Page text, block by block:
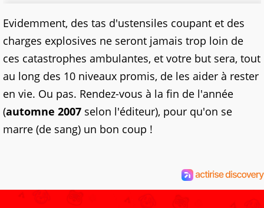
Evidemment, des tas d'ustensiles coupant et des
charges explosives ne seront jamais trop loin de
ces catastrophes ambulantes, et votre but sera, tout
au long des 10 niveaux promis, de les aider à rester
en vie. Ou pas. Rendez-vous à la fin de l'année
(automne 2007 selon l'éditeur), pour qu'on se
marre (de sang) un bon coup !